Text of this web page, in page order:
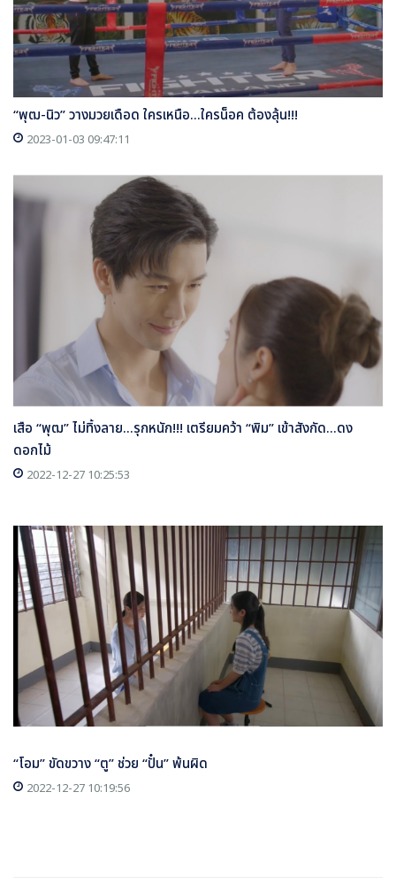
“พุฒ-นิว” วางมวยเดือด ใครเหนือ...ใครน็อค ต้องลุ้น!!!
2023-01-03 09:47:11
เสือ “พุฒ” ไม่ทิ้งลาย...รุกหนัก!!! เตรียมคว้า “พิม” เข้าสังกัด...ดง
ดอกไม้
2022-12-27 10:25:53
“โอม” ขัดขวาง “ตู” ช่วย “ปั๋น” พ้นผิด
2022-12-27 10:19:56